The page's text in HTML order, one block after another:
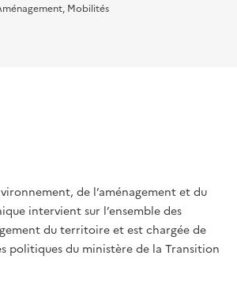
Mobilités
de l’aménagement et du
intervient sur l’ensemble des
du territoire et est chargée de
politiques du ministère de la Transition